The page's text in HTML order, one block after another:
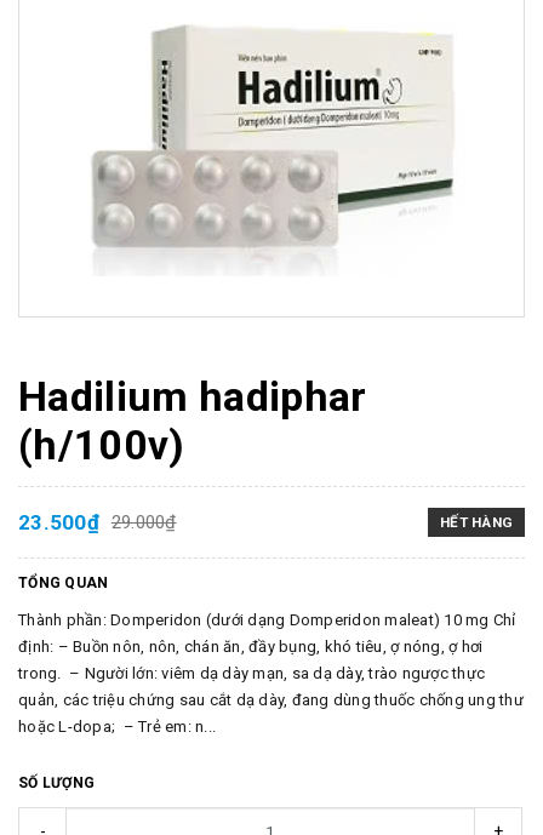
Hadilium hadiphar
(h/100v)
23.500₫ 29.000₫ HẾT HÀNG
TỔNG QUAN
Thành phần: Domperidon (dưới dạng Domperidon maleat) 10 mg Chỉ
định: – Buồn nôn, nôn, chán ăn, đầy bụng, khó tiêu, ợ nóng, ợ hơi
trong. – Người lớn: viêm dạ dày mạn, sa dạ dày, trào ngược thực
quản, các triệu chứng sau cắt dạ dày, đang dùng thuốc chống ung thư
hoặc L-dopa; – Trẻ em: n...
SỐ LƯỢNG